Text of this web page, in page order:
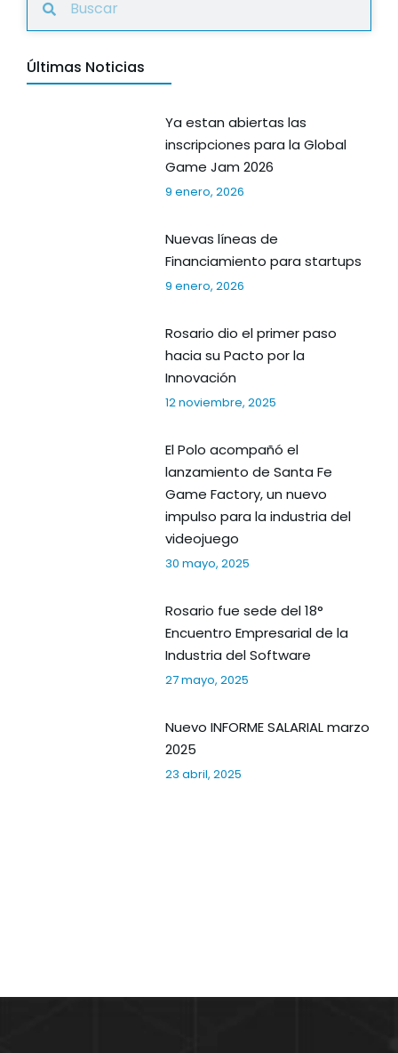
Últimas Noticias
Ya estan abiertas las
inscripciones para la Global
Game Jam 2026
9 enero, 2026
Nuevas líneas de
Financiamiento para startups
9 enero, 2026
Rosario dio el primer paso
hacia su Pacto por la
Innovación
12 noviembre, 2025
El Polo acompañó el
lanzamiento de Santa Fe
Game Factory, un nuevo
impulso para la industria del
videojuego
30 mayo, 2025
Rosario fue sede del 18°
Encuentro Empresarial de la
Industria del Software
27 mayo, 2025
Nuevo INFORME SALARIAL marzo
2025
23 abril, 2025